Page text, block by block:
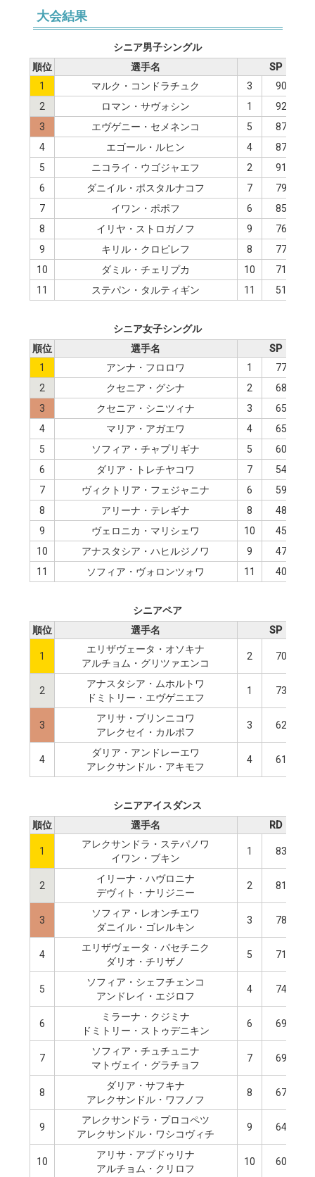
大会結果
シニア男子シングル
順位
選手名
SP
1
マルク・コンドラチュク 3
90.30
2
ロマン・サヴォシン 1
92.08
3
エヴゲニー・セメネンコ 5
87.35
4
エゴール・ルヒン 4
87.96
5
ニコライ・ウゴジャエフ 2
91.70
6
ダニイル・ポスタルナコフ 7
79.28
7
イワン・ポポフ 6
85.56
8
イリヤ・ストロガノフ 9
76.61
9
キリル・クロピレフ 8
77.23
10
ダミル・チェリプカ 10
71.33
11
ステパン・タルティギン 11 51.80
シニア女子シングル
順位
選手名
SP
1
アンナ・フロロワ 1
77.33
2
クセニア・グシナ 2
68.86
3
クセニア・シニツィナ 3
65.27
4
マリア・アガエワ 4
65.23
5
ソフィア・チャプリギナ 5
60.53
6
ダリア・トレチヤコワ 7
54.05
7
ヴィクトリア・フェジャニナ 6
59.38
8
アリーナ・テレギナ 8
48.07
9
ヴェロニカ・マリシェワ 10
45.60
10
アナスタシア・ハヒルジノワ 9
47.08
11
ソフィア・ヴォロンツォワ 11 40.95
シニアペア
順位
選手名 SP
1
エリザヴェータ・オソキナ
アルチョム・グリツァエンコ
2 70.28
2
アナスタシア・ムホルトワ
ドミトリー・エヴゲニエフ
1 73.32
3
アリサ・ブリンニコワ
アレクセイ・カルポフ
3 62.95
4
ダリア・アンドレーエワ
アレクサンドル・アキモフ
4 61.76
シニアアイスダンス
順位
選手名 RD
1
アレクサンドラ・ステパノワ
イワン・ブキン
1 83.35
2
イリーナ・ハヴロニナ
デヴィト・ナリジニー
2 81.39
3
ソフィア・レオンチエワ
ダニイル・ゴレルキン
3 78.39
4
エリザヴェータ・パセチニク
ダリオ・チリザノ
5 71.69
5
ソフィア・シェフチェンコ
アンドレイ・エジロフ
4 74.14
6
ミラーナ・クジミナ
ドミトリー・ストゥデニキン
6 69.80
7
ソフィア・チュチュニナ
マトヴェイ・グラチョフ
7 69.62
8
ダリア・サフキナ
アレクサンドル・ワフノフ
8 67.55
9
アレクサンドラ・プロコペツ
アレクサンドル・ワシコヴィチ
9 64.34
10
アリサ・アブドゥリナ
アルチョム・クリロフ
10 60.52